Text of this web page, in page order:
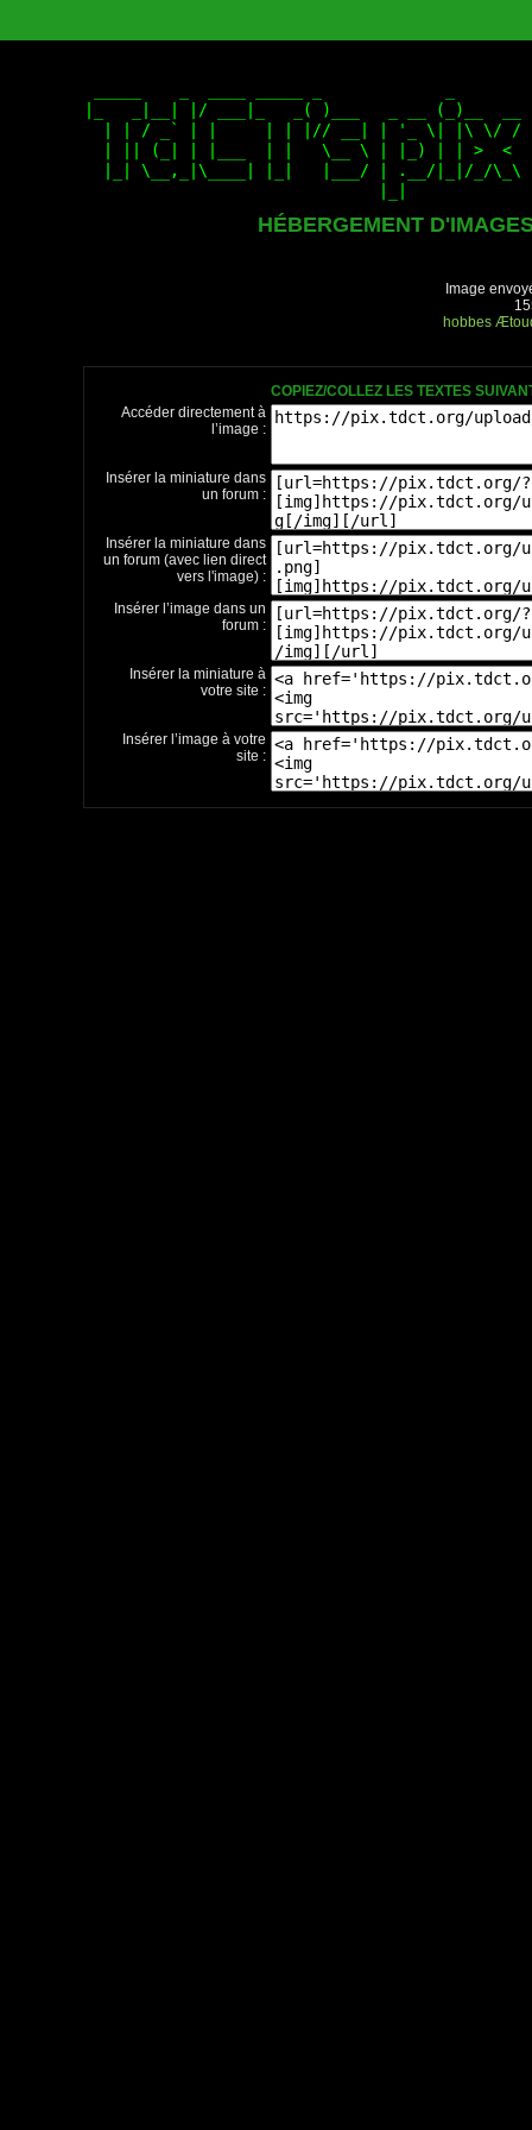
HÉBERGEMENT
Image
hobbes
COPIEZ/COLLEZ LES TEXTES
Accéder directement à
l’image :
Insérer la miniature dans
un forum :
Insérer la miniature dans
un forum (avec lien direct
vers l'image) :
Insérer l’image dans un
forum :
Insérer la miniature à
votre site :
Insérer l’image à votre
site :